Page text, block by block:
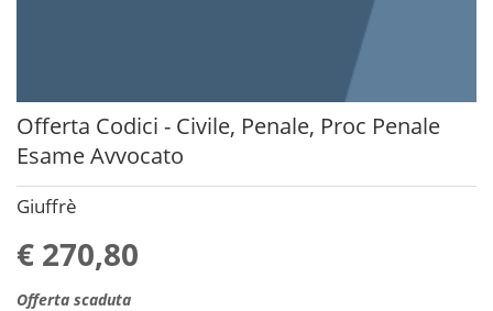
Offerta Codici - Civile, Penale, Proc Penale
Esame Avvocato
Giuffrè
€ 270,80
Offerta scaduta